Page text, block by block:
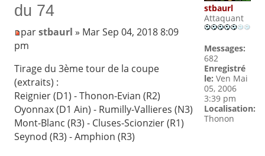
du 74
parstbaurl » Mar Sep 04, 2018 8:09
pm
Tirage du 3ème tour de la coupe
(extraits) :
Reignier (D1) - Thonon-Evian (R2)
Oyonnax (D1 Ain) - Rumilly-Vallieres (N3)
Mont-Blanc (R3) - Cluses-Scionzier (R1)
Seynod (R3) - Amphion (R3)
stbaurl
Attaquant
Messages:
682
Enregistré
le: Ven Mai
05, 2006
3:39 pm
Localisation:
Thonon